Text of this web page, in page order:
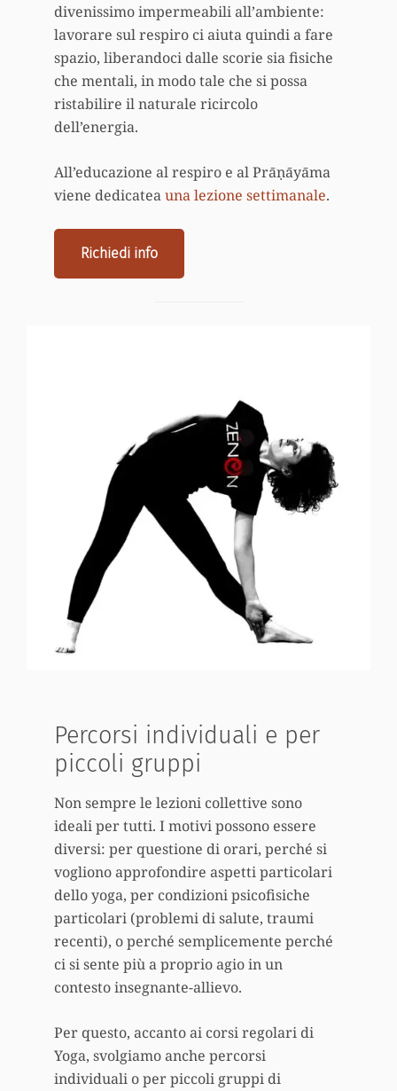
divenissimo impermeabili all’ambiente:
lavorare sul respiro ci aiuta quindi a fare
spazio, liberandoci dalle scorie sia fisiche
che mentali, in modo tale che si possa
ristabilire il naturale ricircolo
dell’energia.
All’educazione al respiro e al Prāṇāyāma
viene dedicateauna lezione settimanale.
Richiedi info
Percorsi individuali e per
piccoli gruppi
Non sempre le lezioni collettive sono
ideali per tutti. I motivi possono essere
diversi: per questione di orari, perché si
vogliono approfondire aspetti particolari
dello yoga, per condizioni psicofisiche
particolari (problemi di salute, traumi
recenti), o perché semplicemente perché
ci si sente più a proprio agio in un
contesto insegnante-allievo.
Per questo, accanto ai corsi regolari di
Yoga, svolgiamo anche percorsi
individuali o per piccoli gruppi di